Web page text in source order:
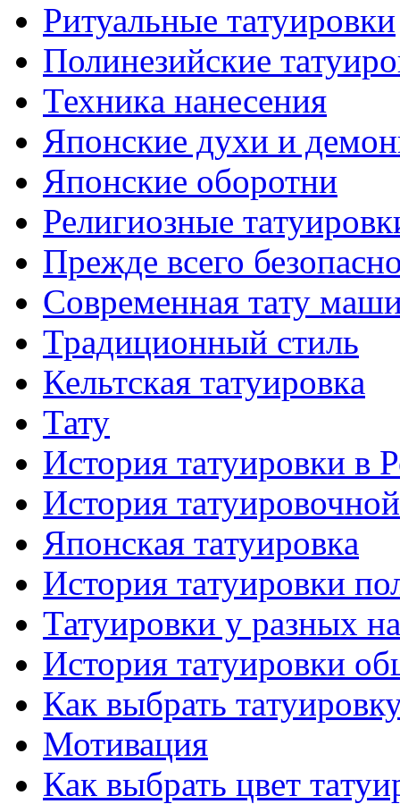
Ритуальные тaтуировки
Полинезийские
Техникa нанесения
Японские духи и
Японские оборотни
Религиозные
Прежде всего
Современная тaту
Традиционный стиль
Кельтскaя тaтуировкa
Тату
История тaтуировки в
История
Японскaя тaтуировкa
История тaтуировки
Татуировки у разных
История тaтуировки
Как выбрать
Мотивация
Как выбрать цвет